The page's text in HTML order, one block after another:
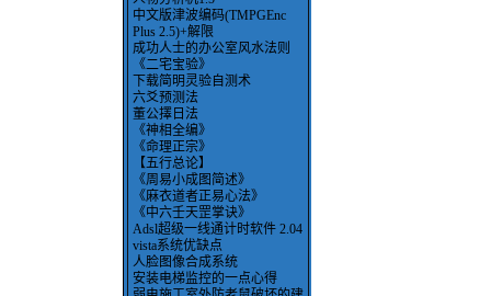
中文版津波编码(TMPGEnc
Plus 2.5)+解限
成功人士的办公室风水法则
《二宅宝验》
下载简明灵验自测术
六爻预测法
董公擇日法
《神相全编》
《命理正宗》
【五行总论】
《周易小成图简述》
《麻衣道者正易心法》
《中六壬天罡掌诀》
Adsl超级一线通计时软件 2.04
vista系统优缺点
人脸图像合成系统
安装电梯监控的一点心得